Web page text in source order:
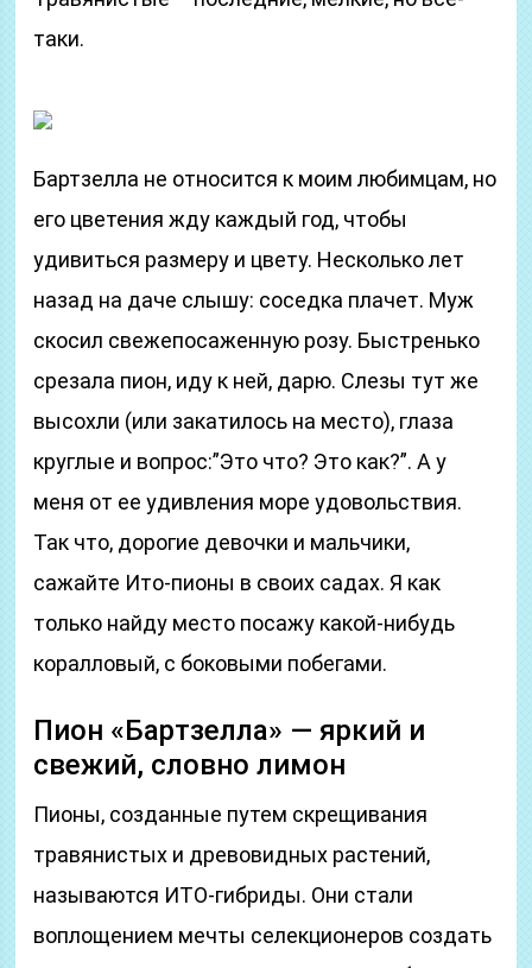
таки.
Бартзелла не относится к моим любимцам, но
его цветения жду каждый год, чтобы
удивиться размеру и цвету. Несколько лет
назад на даче слышу: соседка плачет. Муж
скосил свежепосаженную розу. Быстренько
срезала пион, иду к ней, дарю. Слезы тут же
высохли (или закатилось на место), глаза
круглые и вопрос:”Это что? Это как?”. А у
меня от ее удивления море удовольствия.
Так что, дорогие девочки и мальчики,
сажайте Ито-пионы в своих садах. Я как
только найду место посажу какой-нибудь
коралловый, с боковыми побегами.
Пион «Бартзелла» — яркий и
свежий, словно лимон
Пионы, созданные путем скрещивания
травянистых и древовидных растений,
называются ИТО-гибриды. Они стали
воплощением мечты селекционеров создать